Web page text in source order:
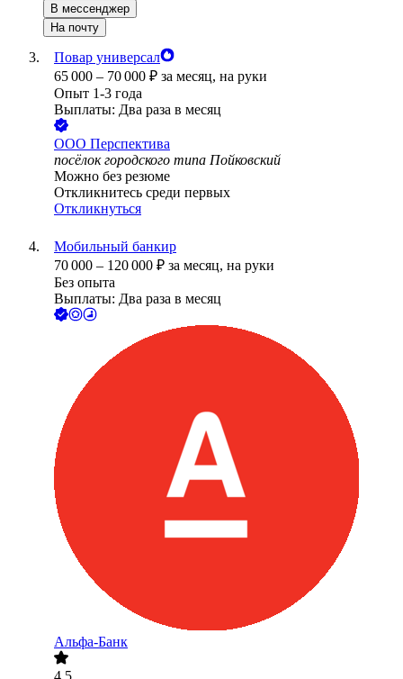
В мессенджер
На почту
Повар универсал
65 000 – 70 000 ₽ за месяц, на руки
Опыт 1-3 года
Выплаты: Два раза в месяц
ООО Перспектива
посёлок городского типа Пойковский
Можно без резюме
Откликнитесь среди первых
Откликнуться
Мобильный банкир
70 000 – 120 000 ₽ за месяц, на руки
Без опыта
Выплаты: Два раза в месяц
Альфа-Банк